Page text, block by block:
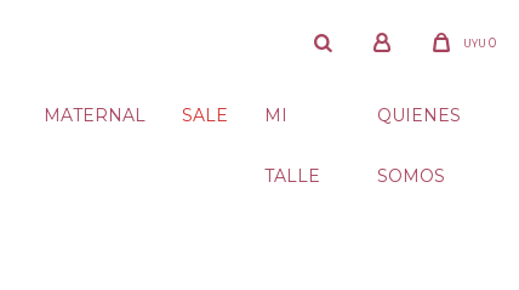
MATERNAL SALE MI
TALLE
QUIENES
SOMOS
UYU 0